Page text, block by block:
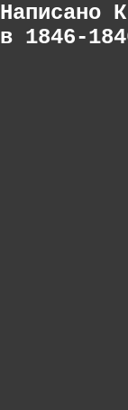
Написано
в 1846-